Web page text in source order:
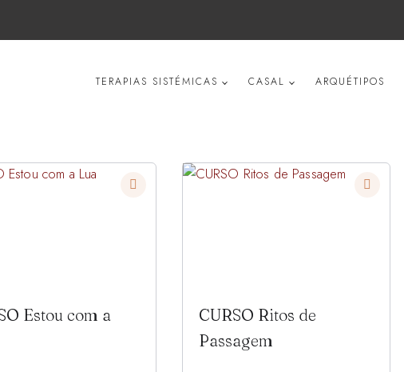
TERAPIAS SISTÉMICAS CASAL ARQUÉTIPOS
Estou com a
CURSO Ritos de
Passagem